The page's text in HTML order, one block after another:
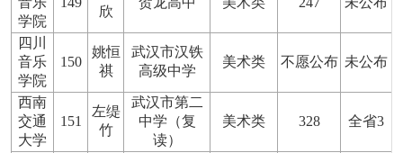
学院
欣
四川
音乐
学院
150
姚恒
祺
武汉市汉铁
高级中学
美术类 不愿公布 未公布
西南
交通
大学
151
左缇
竹
武汉市第二
中学（复
读）
美术类 328 全省3